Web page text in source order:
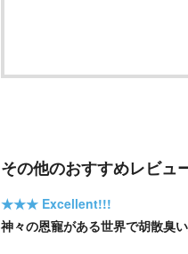
その他のおすすめレビュ
★★★ Excellent!!!
神々の恩寵がある世界で胡散臭